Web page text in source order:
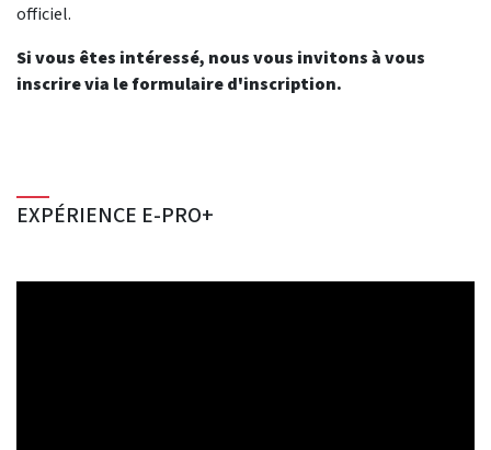
officiel.
Si vous êtes intéressé, nous vous invitons à vous
inscrire via le formulaire d'inscription.
EXPÉRIENCE E-PRO+